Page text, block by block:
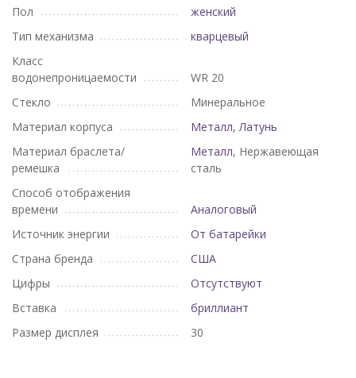
Пол
женский
Тип механизма
кварцевый
Класс
водонепроницаемости
WR 20
Стекло
Минеральное
Материал корпуса
Металл,Латунь
Материал браслета/
ремешка
Металл, Нержавеющая
сталь
Способ отображения
времени
Аналоговый
Источник энергии
От батарейки
Страна бренда
США
Цифры
Отсутствуют
Вставка
бриллиант
Размер дисплея
30